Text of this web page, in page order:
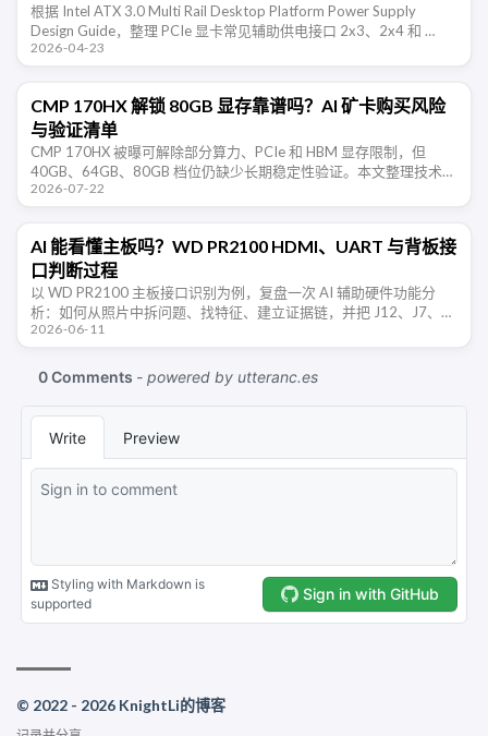
根据 Intel ATX 3.0 Multi Rail Desktop Platform Power Supply
Design Guide，整理 PCIe 显卡常见辅助供电接口 2x3、2x4 和 …
2026-04-23
CMP 170HX 解锁 80GB 显存靠谱吗？AI 矿卡购买风险
与验证清单
CMP 170HX 被曝可解除部分算力、PCIe 和 HBM 显存限制，但
40GB、64GB、80GB 档位仍缺少长期稳定性验证。本文整理技术边
界、购买风险和验收清单。
2026-07-22
AI 能看懂主板吗？WD PR2100 HDMI、UART 与背板接
口判断过程
以 WD PR2100 主板接口识别为例，复盘一次 AI 辅助硬件功能分
析：如何从照片中拆问题、找特征、建立证据链，并把 J12、J7、
J50 等接口判断转成可实测的验证清单。
2026-06-11
© 2022 - 2026 KnightLi的博客